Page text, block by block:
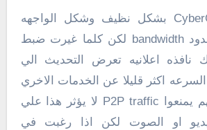
يتم تثبيت CyberGhost بشكل نظيف وشكل الواجهه
منظم. لا توجد حدود bandwidth لكن كلما غيرت ضبط
نافذه اعلانيه تعرض التحديث الي
اكثر قليلا عن الخدمات الاخري
المذكوره هنا لكنهم يمنعوا P2P traffic لا يؤثر هذا علي
او الصوت لكن اذا رغبت في